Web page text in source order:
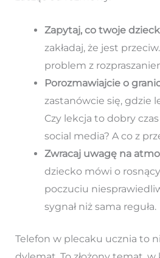
Zapytaj, co twoje
zakładaj, że jest
problem z
Porozmawiajcie o
zastanówcie się, gdzie
Czy lekcja to dobry
social media? A co z
Zwracaj uwagę na
dziecko mówi o
poczuciu
sygnał niż sama reguła.
Telefon w plecaku ucznia to